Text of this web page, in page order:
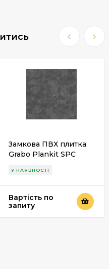
Замкова ПВХ плитка
Grabo Plankit SPC
У НАЯВНОСТІ
Вартість по
запиту